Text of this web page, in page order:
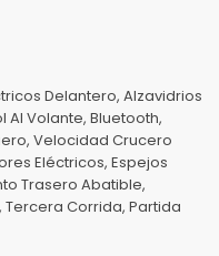
Delantero, Alzavidrios
Al Volante, Bluetooth,
Velocidad Crucero
Eléctricos, Espejos
Trasero Abatible,
Tercera Corrida, Partida